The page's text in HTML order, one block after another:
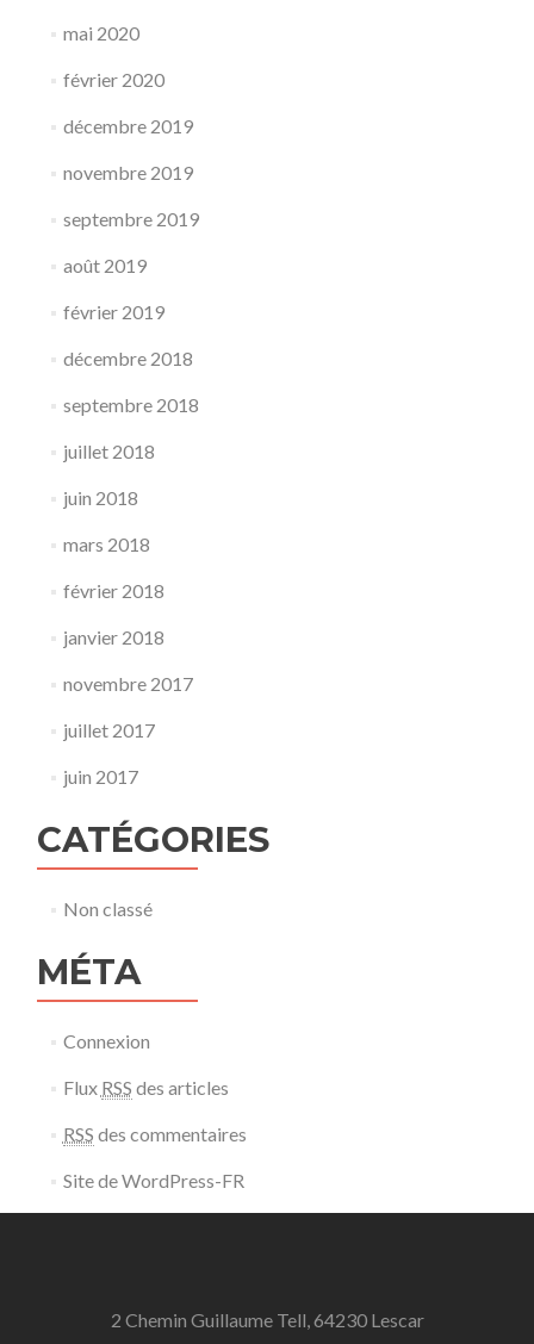
mai 2020
février 2020
décembre 2019
novembre 2019
septembre 2019
août 2019
février 2019
décembre 2018
septembre 2018
juillet 2018
juin 2018
mars 2018
février 2018
janvier 2018
novembre 2017
juillet 2017
juin 2017
CATÉGORIES
Non classé
MÉTA
Connexion
Flux RSS des articles
RSS des commentaires
Site de WordPress-FR
2 Chemin Guillaume Tell, 64230 Lescar